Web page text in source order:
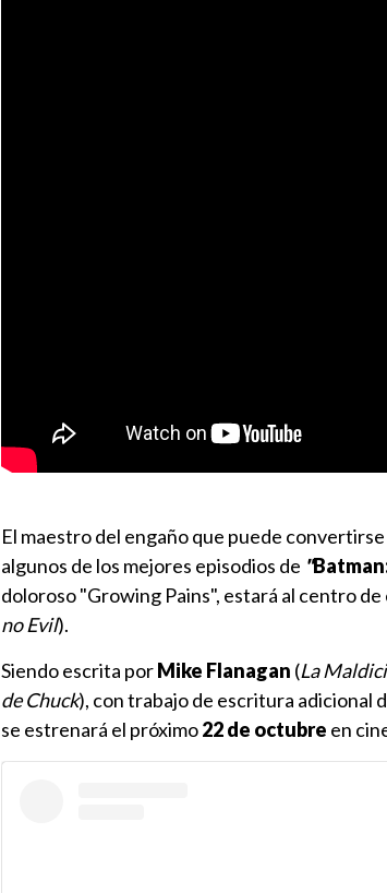
El maestro del engaño que puede
algunos de los mejores episodios de "
doloroso "Growing Pains", estará al centro
no Evil).
Siendo escrita porMike Flanagan (La
de Chuck), con trabajo de escritura adicional
se estrenará el próximo22 de octubre en